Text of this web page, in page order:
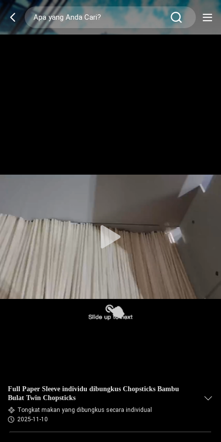
Full Paper Sleeve individu dibungkus Chopsticks Bambu
Bulat Twin Chopsticks
Tongkat makan yang dibungkus secara individual
2025-11-10